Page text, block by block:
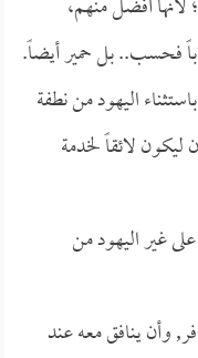
فحسب.. بل حمير أيضاً.
اليهود من نطفة
لائقاً لخدمة
غير اليهود من
وأن ينافق معه عند